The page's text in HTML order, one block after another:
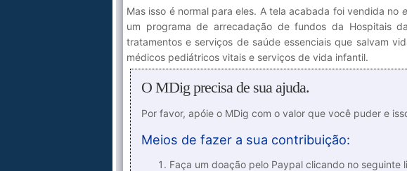
Mas isso é normal para eles. A tela acabada foi vendida no
um programa de arrecadação de fundos da Hospitais
tratamentos e serviços de saúde essenciais que salvam
médicos pediátricos vitais e serviços de vida infantil.
O MDig precisa de sua ajuda.
Por favor, apóie o MDig com o valor que você puder e
Meios de fazer a sua contribuição:
Faça um doação pelo Paypal clicando no seguinte